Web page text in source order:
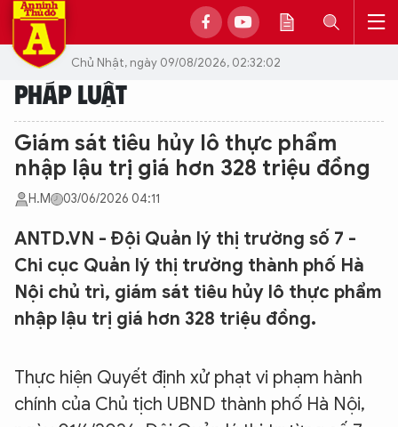
Chủ Nhật, ngày 09/08/2026, 02:32:02
PHÁP LUẬT
Giám sát tiêu hủy lô thực phẩm
nhập lậu trị giá hơn 328 triệu đồng
H.M 03/06/2026 04:11
ANTD.VN - Đội Quản lý thị trường số 7 -
Chi cục Quản lý thị trường thành phố Hà
Nội chủ trì, giám sát tiêu hủy lô thực phẩm
nhập lậu trị giá hơn 328 triệu đồng.
Thực hiện Quyết định xử phạt vi phạm hành
chính của Chủ tịch UBND thành phố Hà Nội,